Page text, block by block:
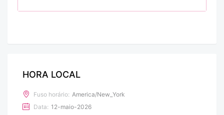
HORA LOCAL
Fuso horário: America/New_York
Data: 12-maio-2026